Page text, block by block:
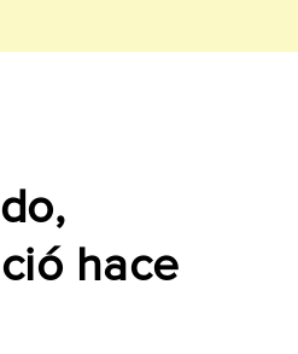
hace